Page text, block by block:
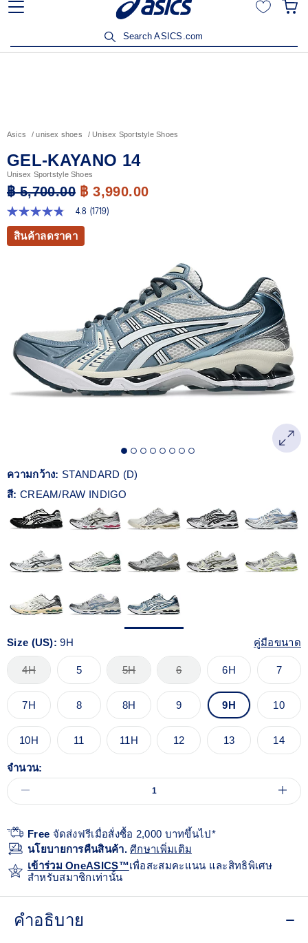
เมื่อซื้อสินค้าครบ 3,500
เข้าร่วม OneASICS™ เพื่อสะสม
Search ASICS.com
Asics unisex shoes Unisex Sportstyle Shoes
GEL-KAYANO 14
Unisex Sportstyle Shoes
฿ 5,700.00 ฿ 3,990.00
4.8
จาก
ดาว
หน้า
เดียวกัน
4.8 (1719)
สินค้าลดราคา
ความกว้าง: STANDARD (D)
สี: CREAM/RAW INDIGO
Size (US):9H คู่มือขนาด
4H 5 5H 6 6H 7
7H 8 8H 9 9H 10
10H 11 11H 12 13 14
จำนวน:
Free จัดส่งฟรีเมื่อสั่งซื้อ 2,000 บาทขึ้นไป*
นโยบายการคืนสินค้า.ศีกษาเพิ่มเติม
เข้าร่วม OneASICS™เพื่อสะสมคะแนน และสิทธิพิเศษ
สำหรับสมาชิกเท่านั้น
คำอธิบาย